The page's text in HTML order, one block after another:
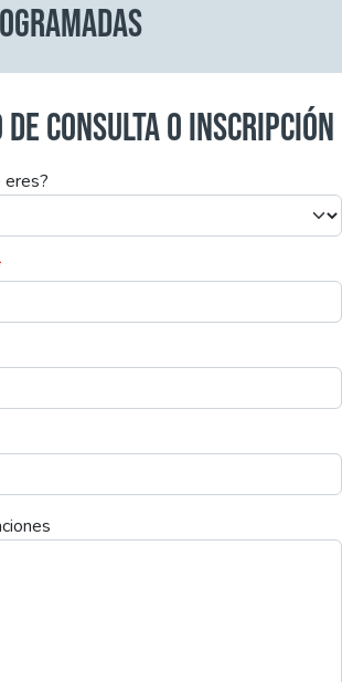
CONSULTA O INSCRIPCIÓN